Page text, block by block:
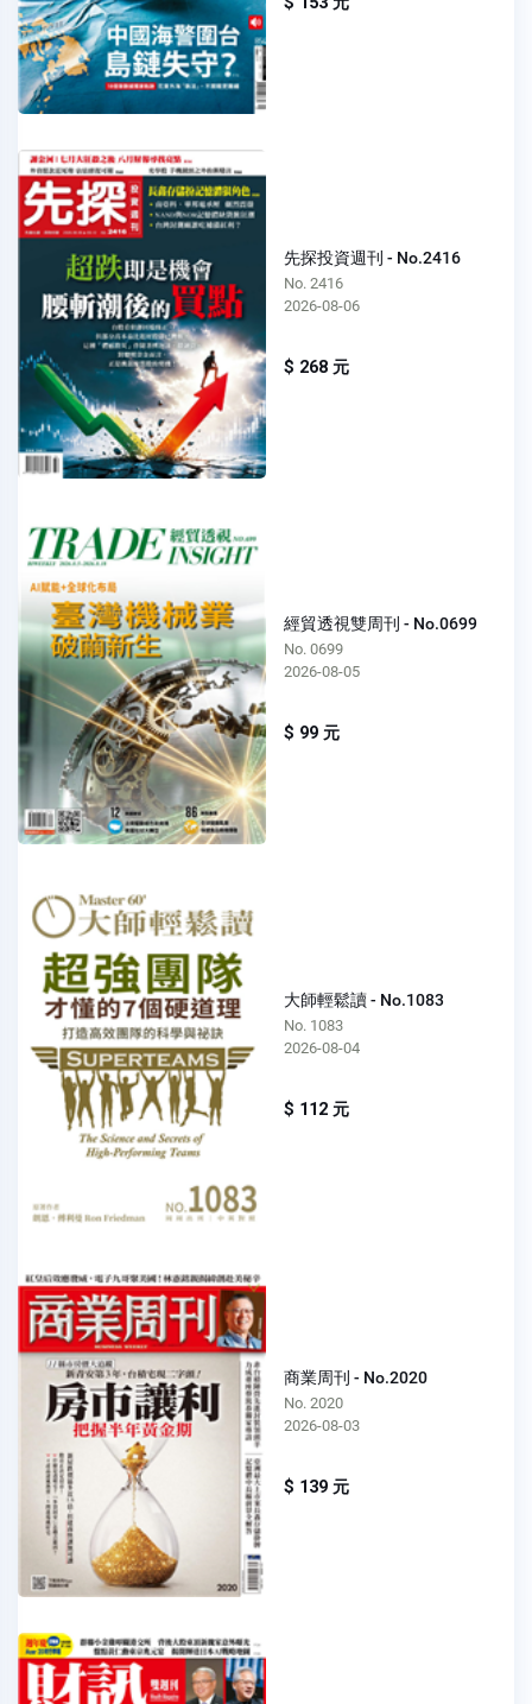
先探投資週刊 - No.2416
No. 2416
2026-08-06
$ 268 元
經貿透視雙周刊 - No.0699
No. 0699
2026-08-05
$ 99 元
大師輕鬆讀 - No.1083
No. 1083
2026-08-04
$ 112 元
商業周刊 - No.2020
No. 2020
2026-08-03
$ 139 元